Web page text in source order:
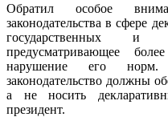
Обратил особое
законодательства в сфере
государственных и
предусматривающее
нарушение его норм.
законодательство должны
а не носить
президент.